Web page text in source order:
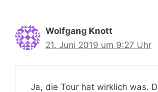
Wolfgang Knott
21. Juni 2019 um 9:27 Uhr
Ja, die Tour hat wirklich was.